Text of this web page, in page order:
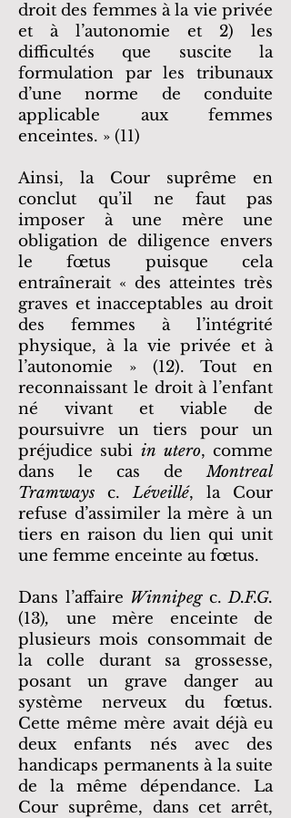
droit des femmes à la vie privée
et à l’autonomie et 2) les
difficultés que suscite la
formulation par les tribunaux
d’une norme de conduite
applicable aux femmes
enceintes. » (11)
Ainsi, la Cour suprême en
conclut qu’il ne faut pas
imposer à une mère une
obligation de diligence envers
le fœtus puisque cela
entraînerait « des atteintes très
graves et inacceptables au droit
des femmes à l’intégrité
physique, à la vie privée et à
l’autonomie » (12). Tout en
reconnaissant le droit à l’enfant
né vivant et viable de
poursuivre un tiers pour un
préjudice subi in utero, comme
dans le cas deMontreal
Tramways c.Léveillé, la Cour
refuse d’assimiler la mère à un
tiers en raison du lien qui unit
une femme enceinte au fœtus.
Dans l’affaire Winnipegc.D.F.G.
(13), une mère enceinte de
plusieurs mois consommait de
la colle durant sa grossesse,
posant un grave danger au
système nerveux du fœtus.
Cette même mère avait déjà eu
deux enfants nés avec des
handicaps permanents à la suite
de la même dépendance. La
Cour suprême, dans cet arrêt,